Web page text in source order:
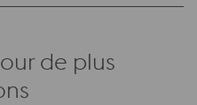
de plus